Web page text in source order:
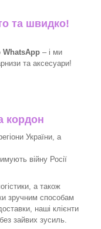
та швидко!
WhatsApp – і ми
та аксесуари!
кордон
України, а
війну Росії
а також
зручним способам
наші клієнти
зайвих зусиль.